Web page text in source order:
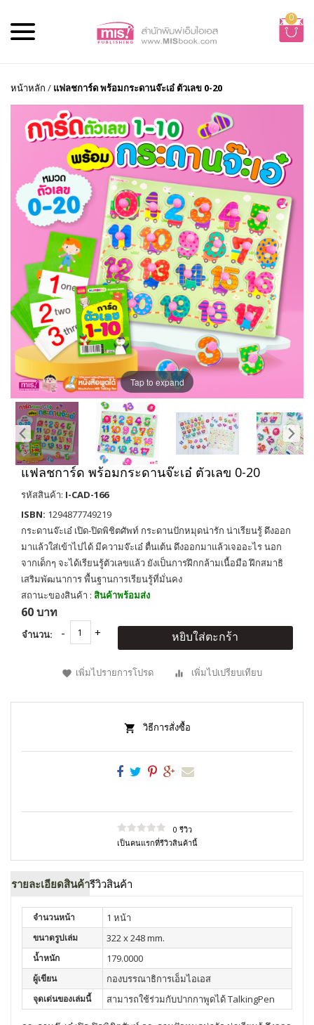
0
หน้าหลัก / แฟลชการ์ด พร้อมกระดานจ๊ะเอ๋ ตัวเลข 0-20
Tap to expand
แฟลชการ์ด พร้อมกระดานจ๊ะเอ๋ ตัวเลข 0-20
รหัสสินค้า: I-CAD-166
ISBN: 1294877749219
กระดานจ๊ะเอ๋ เปิด-ปิดพิชิตศัพท์ กระดานปักหมุดน่ารัก น่าเรียนรู้ ดึงออก
มาแล้วใส่เข้าไปได้ มีความจ๊ะเอ๋ ตื่นเต้น ดึงออกมาแล้วเจออะไร นอก
จากเด็กๆ จะได้เรียนรู้ตัวเลขแล้ว ยังเป็นการฝึกกล้ามเนื้อมือ ฝึกสมาธิ
เสริมพัฒนาการ พื้นฐานการเรียนรู้ที่มั่นคง
สถานะของสินค้า : สินค้าพร้อมส่ง
60 บาท
จำนวน: หยิบใส่ตะกร้า
เพิ่มไปรายการโปรด เพิ่มไปเปรียบเทียบ
วิธีการสั่งซื้อ
0 รีวิว
เป็นคนแรกที่รีวิวสินค้านี้
รายละเอียดสินค้ารีวิวสินค้า
จำนวนหน้า 1 หน้า
ขนาดรูปเล่ม 322 x 248 mm.
น้ำหนัก 179.0000
ผู้เขียน กองบรรณาธิการเอ็มไอเอส
จุดเด่นของเล่มนี้ สามารถใช้ร่วมกับปากกาพูดได้ TalkingPen